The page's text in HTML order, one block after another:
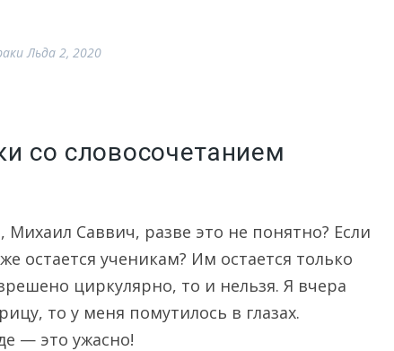
Льда 2, 2020
со словосочетанием
Саввич, разве это не понятно? Если
остается ученикам? Им остается только
циркулярно, то и нельзя. Я вчера
то у меня помутилось в глазах.
— это ужасно!